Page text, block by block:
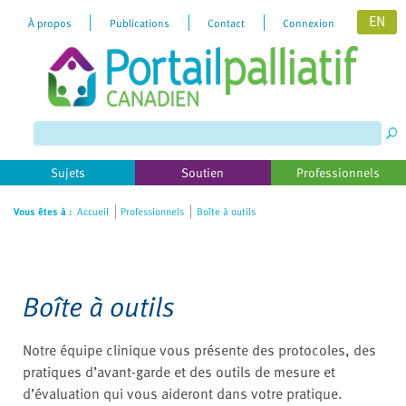
website
includes
an
accessibility
À propos Publications Contact Connexion EN
Sujets Soutien Professionnels
Vous êtes à : Accueil Professionnels Boîte à outils
Boîte à outils
Notre équipe clinique vous présente des protocoles, des
pratiques d’avant-garde et des outils de mesure et
d’évaluation qui vous aideront dans votre pratique.